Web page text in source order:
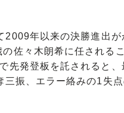
年以来の決勝進出が
佐々木朗希に任される
先発登板を託されると
振、エラー絡みの1失